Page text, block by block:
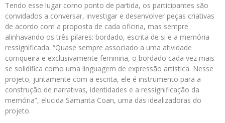
Tendo esse lugar como ponto de partida, os participantes são
convidados a conversar, investigar e desenvolver peças criativas
de acordo com a proposta de cada oficina, mas sempre
alinhavando os três pilares: bordado, escrita de si e a memória
ressignificada. “Quase sempre associado a uma atividade
corriqueira e exclusivamente feminina, o bordado cada vez mais
se solidifica como uma linguagem de expressão artística. Nesse
projeto, juntamente com a escrita, ele é instrumento para a
construção de narrativas, identidades e a ressignificação da
memória”, elucida Samanta Coan, uma das idealizadoras do
projeto.